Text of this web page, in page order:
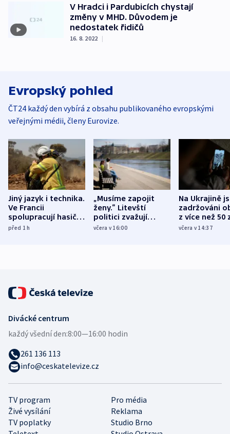
V Hradci i Pardubicích chystají
změny v MHD. Důvodem je
nedostatek řidičů
16. 8. 2022 |
Evropský pohled
ČT24 každý den vybírá z obsahu publikovaného evropskými
veřejnými médii, členy Eurovize.
Jiný jazyk i technika.
Ve Francii
spolupracují hasiči z
různých zemí
před 1h
„Musíme zapojit
ženy.“ Litevští
politici zvažují
dohodu o
včera v 16:00
Na Ukrajině
zadržováni
z více než 50
Bojovali na
včera v 14:37
TV program
Pro média
Živé vysílání
Reklama
TV poplatky
Studio Brno
Divácké centrum
každý všední den:8:00—16:00 hodin
261 136 113
info@ceskatelevize.cz